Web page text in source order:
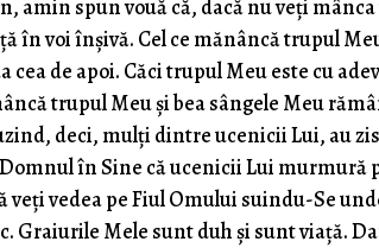
amin spun vouă că, dacă nu veţi
în voi înşivă. Cel ce mănâncă trupul
cea de apoi. Căci trupul Meu este cu
trupul Meu şi bea sângele Meu
deci, mulţi dintre ucenicii Lui, au
în Sine că ucenicii Lui murmură
veţi vedea pe Fiul Omului suindu-Se
Graiurile Mele sunt duh şi sunt viaţă.